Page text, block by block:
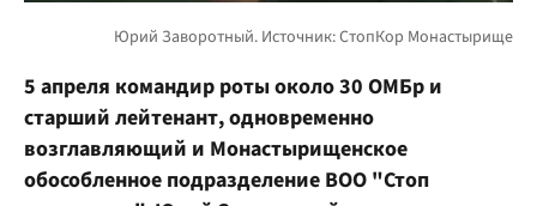
5 апреля командир роты около 30 ОМБр и
старший лейтенант, одновременно
возглавляющий и Монастырищенское
обособленное подразделение ВОО "Стоп